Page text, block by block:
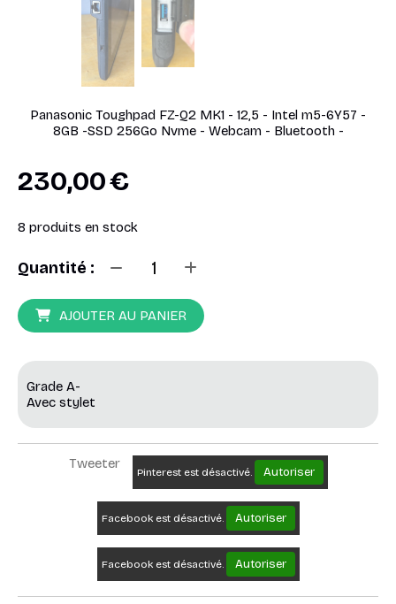
Panasonic Toughpad FZ-Q2 MK1 - 12,5 - Intel m5-6Y57 -
8GB -SSD 256Go Nvme - Webcam - Bluetooth -
230,00€
8 produits en stock
Quantité :
AJOUTER AU PANIER
Grade A-
Avec stylet
Tweeter
Pinterest est désactivé. Autoriser
Facebook est désactivé. Autoriser
Facebook est désactivé. Autoriser